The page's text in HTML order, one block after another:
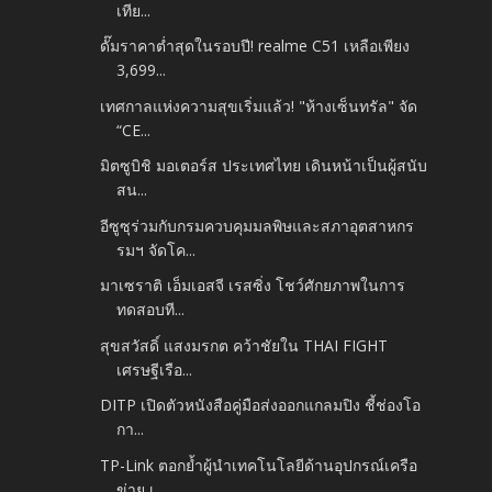
เทีย...
ดั๊มราคาต่ำสุดในรอบปี! realme C51 เหลือเพียง
3,699...
เทศกาลแห่งความสุขเริ่มแล้ว! "ห้างเซ็นทรัล" จัด
“CE...
มิตซูบิชิ มอเตอร์ส ประเทศไทย เดินหน้าเป็นผู้สนับ
สน...
อีซูซุร่วมกับกรมควบคุมมลพิษและสภาอุตสาหกร
รมฯ จัดโค...
มาเซราติ เอ็มเอสจี เรสซิ่ง โชว์ศักยภาพในการ
ทดสอบที...
สุขสวัสดิ์ แสงมรกต คว้าชัยใน THAI FIGHT
เศรษฐีเรือ...
DITP เปิดตัวหนังสือคู่มือส่งออกแกลมปิง ชี้ช่องโอ
กา...
TP-Link ตอกย้ำผู้นำเทคโนโลยีด้านอุปกรณ์เครือ